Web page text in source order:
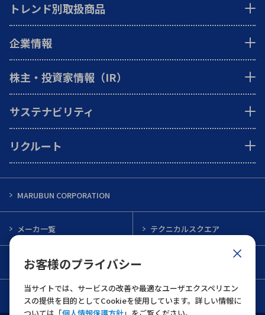
お客様のプライバシー
当サイトでは、サービスの改善や最適なユーザエクスペリエン
スの提供を目的としてCookieを使用しています。詳しい情報に
トレンド別取扱商品
企業情報
株主・投資家情報（IR）
サステナビリティ
リクルート
MARUBUN CORPORATION
メーカ一覧 テクニカルスクエア
インフォメーション
お問い合わせ